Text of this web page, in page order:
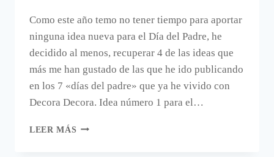
Como este año temo no tener tiempo para aportar
ninguna idea nueva para el Día del Padre, he
decidido al menos, recuperar 4 de las ideas que
más me han gustado de las que he ido publicando
en los 7 «días del padre» que ya he vivido con
Decora Decora. Idea número 1 para el…
LEER MÁS CUATRO